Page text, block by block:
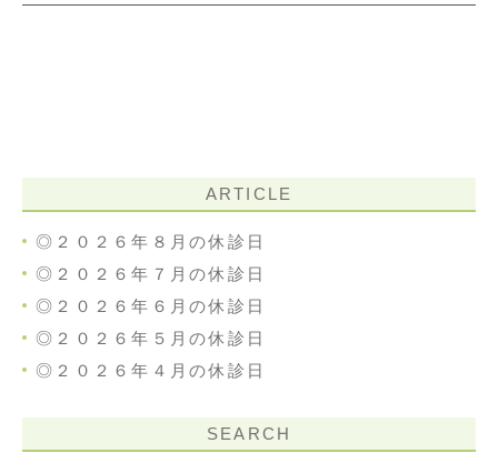
ARTICLE
◎２０２６年８月の休診日
◎２０２６年７月の休診日
◎２０２６年６月の休診日
◎２０２６年５月の休診日
◎２０２６年４月の休診日
SEARCH